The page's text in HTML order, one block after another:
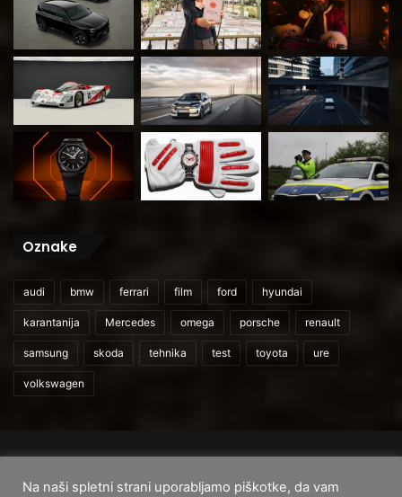
Oznake
audi bmw ferrari film ford hyundai
karantanija Mercedes omega porsche renault
samsung skoda tehnika test toyota ure
volkswagen
Domov
O nas Cenik storitev Pogoji uporabe
Na naši spletni strani uporabljamo piškotke, da vam